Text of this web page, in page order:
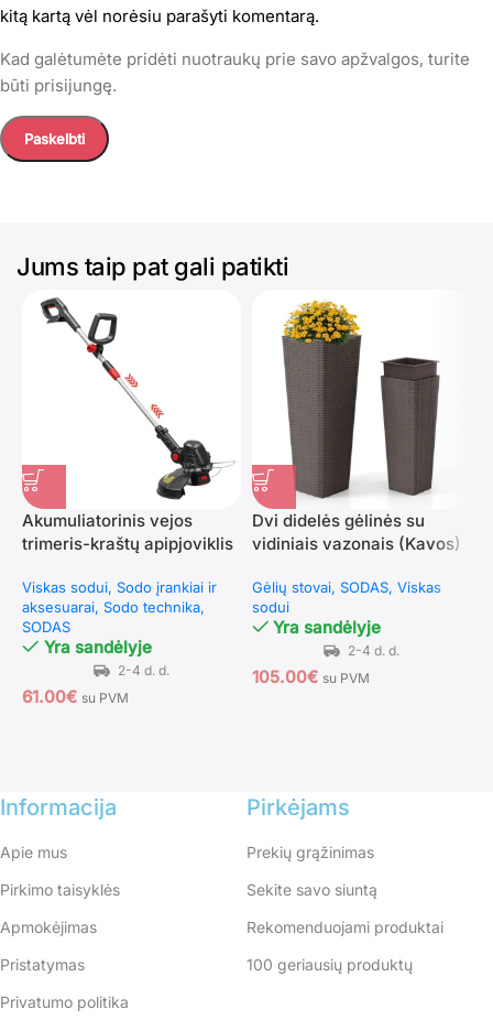
kitą kartą vėl norėsiu parašyti komentarą.
Kad galėtumėte pridėti nuotraukų prie savo apžvalgos, turite
būti prisijungę.
Jums taip pat gali patikti
Akumuliatorinis vejos
trimeris-kraštų apipjoviklis
reguliuojama galva bei
rankena
Viskas sodui Sodo įrankiai ir
aksesuarai Sodo technika
SODAS
Yra sandėlyje
61.00€ su PVM
Dvi didelės gėlinės su
vidiniais vazonais (Kavos)
Gėlių stovai SODAS Viskas
sodui
Yra sandėlyje
105.00€ su PVM
Informacija
Apie mus
Pirkimo taisyklės
Apmokėjimas
Pristatymas
Privatumo politika
Pirkėjams
Prekių grąžinimas
Sekite savo siuntą
Rekomenduojami produktai
100 geriausių produktų